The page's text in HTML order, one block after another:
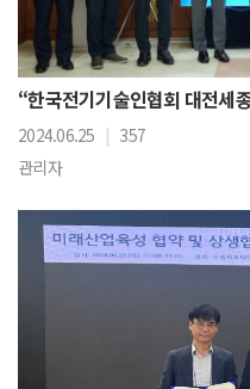
“한국전기기술인협회 대전세
2024.06.25 | 357
관리자